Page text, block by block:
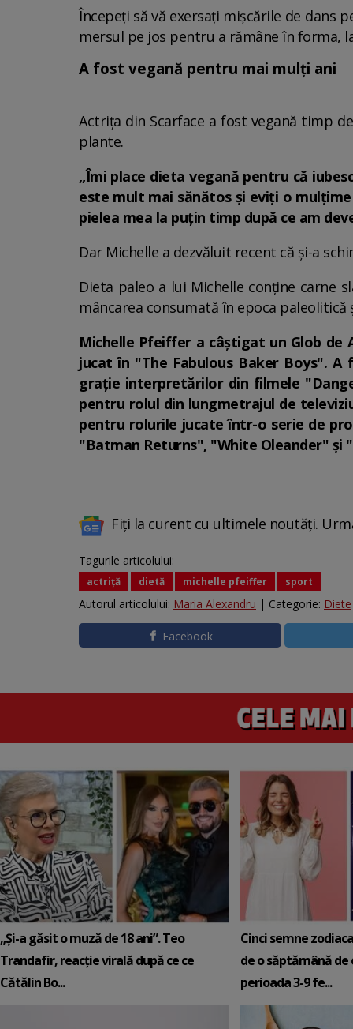
Începeți să vă exersați mișcările de dans
mersul pe jos pentru a rămâne în forma,
A fost vegană pentru mai mulți ani
Actrița din Scarface a fost vegană timp
plante.
„Îmi place dieta vegană pentru că
este mult mai sănătos și eviți o
pielea mea la puțin timp după ce am
Dar Michelle a dezvăluit recent că și-a
Dieta paleo a lui Michelle conține carne
mâncarea consumată în epoca paleolitică
Michelle Pfeiffer a câştigat un Glob de
jucat în "The Fabulous Baker Boys".
graţie interpretărilor din filmele
pentru rolul din lungmetrajul de
pentru rolurile jucate într-o serie de
"Batman Returns", "White Oleander" şi
Fiți la curent cu ultimele noutăți.
Tagurile articolului:
actriță dietă michelle pfeiffer sport
Autorul articolului: Maria Alexandru | Categorie: Diete
Facebook
„Și-a găsit o muză de 18 ani”. Teo
Trandafir, reacție virală după ce ce
Cătălin Bo...
Cinci semne
de o săptămână de
perioada 3-9 fe...